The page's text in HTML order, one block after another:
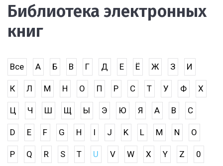
Библиотека электронных
книг
Все А Б В Г Д Е Ё Ж З И
К Л М Н О П Р С Т У Ф Х
Ц Ч Ш Щ Ы Э Ю Я A B C
D E F G H I J K L M N O
P Q R S T U V W X Y Z 0